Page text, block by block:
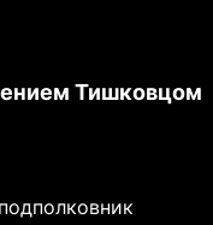
Тишковцом